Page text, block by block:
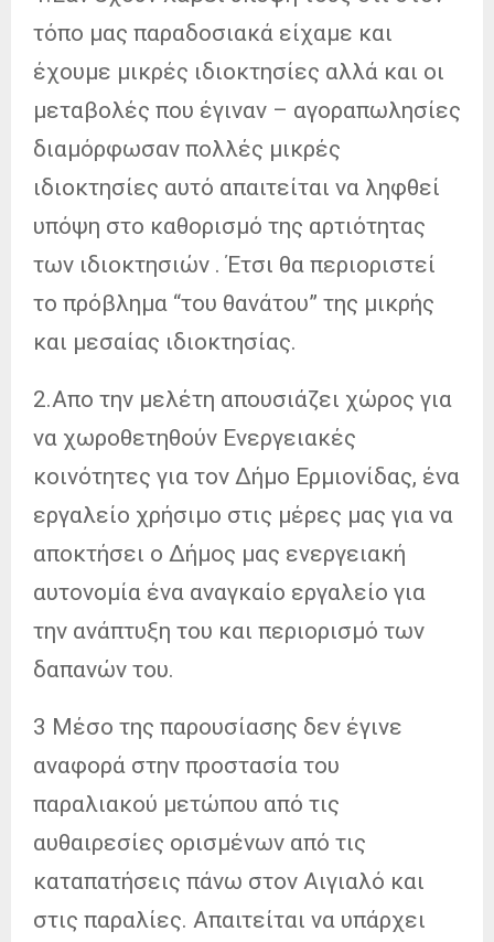
τόπο μας παραδοσιακά είχαμε και
έχουμε μικρές ιδιοκτησίες αλλά και οι
μεταβολές που έγιναν – αγοραπωλησίες
διαμόρφωσαν πολλές μικρές
ιδιοκτησίες αυτό απαιτείται να ληφθεί
υπόψη στο καθορισμό της αρτιότητας
των ιδιοκτησιών . Έτσι θα περιοριστεί
το πρόβλημα “του θανάτου” της μικρής
και μεσαίας ιδιοκτησίας.
2.Απο την μελέτη απουσιάζει χώρος για
να χωροθετηθούν Ενεργειακές
κοινότητες για τον Δήμο Ερμιονίδας, ένα
εργαλείο χρήσιμο στις μέρες μας για να
αποκτήσει ο Δήμος μας ενεργειακή
αυτονομία ένα αναγκαίο εργαλείο για
την ανάπτυξη του και περιορισμό των
δαπανών του.
3 Μέσο της παρουσίασης δεν έγινε
αναφορά στην προστασία του
παραλιακού μετώπου από τις
αυθαιρεσίες ορισμένων από τις
καταπατήσεις πάνω στον Αιγιαλό και
στις παραλίες. Απαιτείται να υπάρχει